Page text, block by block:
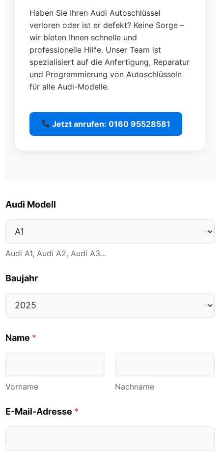
Haben Sie Ihren Audi Autoschlüssel
verloren oder ist er defekt? Keine Sorge –
wir bieten Ihnen schnelle und
professionelle Hilfe. Unser Team ist
spezialisiert auf die Anfertigung, Reparatur
und Programmierung von Autoschlüsseln
für alle Audi-Modelle.
Jetzt anrufen: 0160 95528581
Audi Modell
Audi A1, Audi A2, Audi A3...
e
r
e
f
o
n
u
e
r
Baujahr
Name *
Vorname Nachname
E-Mail-Adresse *